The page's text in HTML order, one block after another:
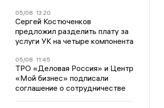
05/08 13:20
Сергей Костюченков
предложил разделить плату за
услуги УК на четыре компонента
05/08 11:45
ТРО «Деловая Россия» и Центр
«Мой бизнес» подписали
соглашение о сотрудничестве